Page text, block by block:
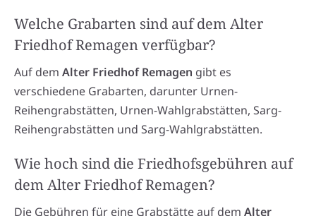
Welche Grabarten sind auf dem Alter
Friedhof Remagen verfügbar?
Auf dem Alter Friedhof Remagen gibt es
verschiedene Grabarten, darunter Urnen-
Reihengrabstätten, Urnen-Wahlgrabstätten, Sarg-
Reihengrabstätten und Sarg-Wahlgrabstätten.
Wie hoch sind die Friedhofsgebühren auf
dem Alter Friedhof Remagen?
Die Gebühren für eine Grabstätte auf dem Alter